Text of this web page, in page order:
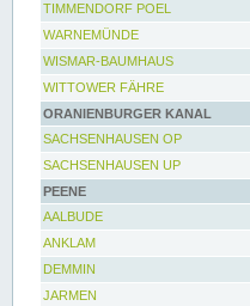
TIMMENDORF POEL
WARNEMÜNDE
WISMAR-BAUMHAUS
WITTOWER FÄHRE
ORANIENBURGER KANAL
SACHSENHAUSEN OP
SACHSENHAUSEN UP
PEENE
AALBUDE
ANKLAM
DEMMIN
JARMEN